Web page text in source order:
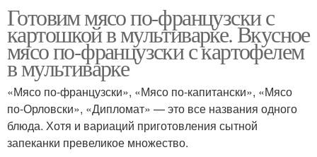
Готовим мясо по-французски с
картошкой в мультиварке. Вкусное
мясо по-французски с картофелем
в мультиварке
«Мясо по-французски», «Мясо по-капитански», «Мясо
по-Орловски», «Дипломат» — это все названия одного
блюда. Хотя и вариаций приготовления сытной
запеканки превеликое множество.